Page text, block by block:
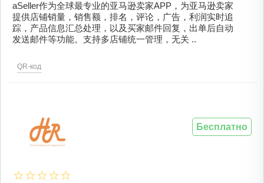
aSeller作为全球最专业的亚马逊卖家APP，为亚马逊卖家
提供店铺销量，销售额，排名，评论，广告，利润实时追
踪，产品信息汇总处理，以及买家邮件回复，出单后自动
发送邮件等功能。支持多店铺统一管理，无关 ..
QR-код
Бесплатно